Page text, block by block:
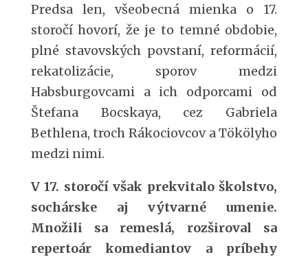
Predsa len, všeobecná mienka o 17.
storočí hovorí, že je to temné obdobie,
plné stavovských povstaní, reformácií,
rekatolizácie, sporov medzi
Habsburgovcami a ich odporcami od
Štefana Bocskaya, cez Gabriela
Bethlena, troch Rákociovcov a Tökölyho
medzi nimi.
V 17. storočí však prekvitalo školstvo,
sochárske aj výtvarné umenie.
Množili sa remeslá, rozširoval sa
repertoár komediantov a príbehy